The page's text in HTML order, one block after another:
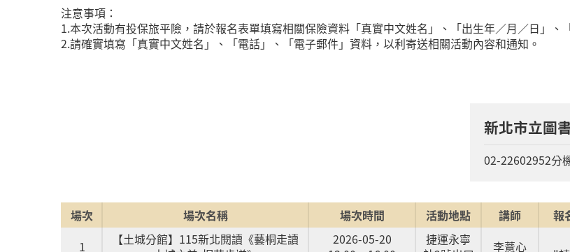
注意事項：
1.本次活動有投保旅平險，請於報名表單填寫相關保險資料「真實中文姓名」、「出生年／月／日」
2.請確實填寫「真實中文姓名」、「電話」、「電子郵件」資料，以利寄送相關活動內容和通知。
新北市立圖
02-22602952分
場次 場次名稱 場次時間 活動地點 講師
報
1
【土城分館】115新北閱讀《藝桐走讀
2026-05-20
捷運永寧
李薏心